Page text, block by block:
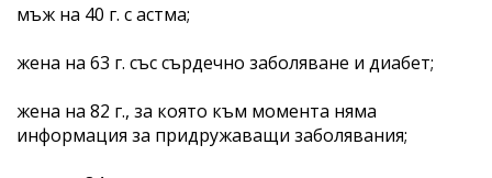
мъж на 40 г. с астма;
жена на 63 г. със сърдечно заболяване и диабет;
жена на 82 г., за която към момента няма
информация за придружаващи заболявания;